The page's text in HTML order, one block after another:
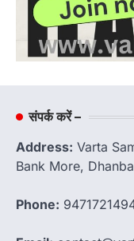
संपर्क करें –
Address: Varta
Bank More,
Phone: